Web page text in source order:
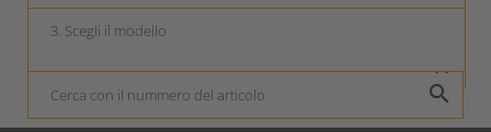
keyboard_arrow_down
keyboard_arrow_down
search